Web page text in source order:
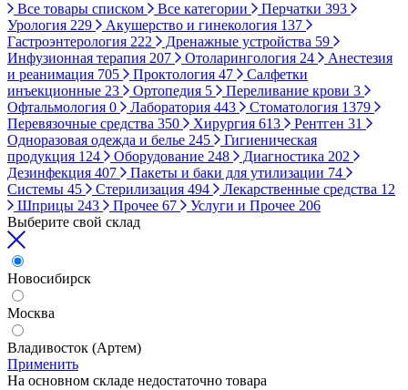
Все товары списком Все категории Перчатки 393
Урология 229 Акушерство и гинекология 137
Гастроэнтерология 222 Дренажные устройства 59
Инфузионная терапия 207 Отоларингология 24
Анестезия
и реанимация 705 Проктология 47
Салфетки
инъекционные 23 Ортопедия 5 Переливание крови 3
Офтальмология 0 Лаборатория 443 Стоматология 1379
Перевязочные средства 350 Хирургия 613 Рентген 31
Одноразовая одежда и белье 245
Гигиеническая
продукция 124 Оборудование 248 Диагностика 202
Дезинфекция 407 Пакеты и баки для утилизации 74
Системы 45 Стерилизация 494 Лекарственные средства 12
Шприцы 243 Прочее 67 Услуги и Прочее 206
Выберите свой склад
Новосибирск
Москва
Владивосток (Артем)
Применить
На основном складе недостаточно товара